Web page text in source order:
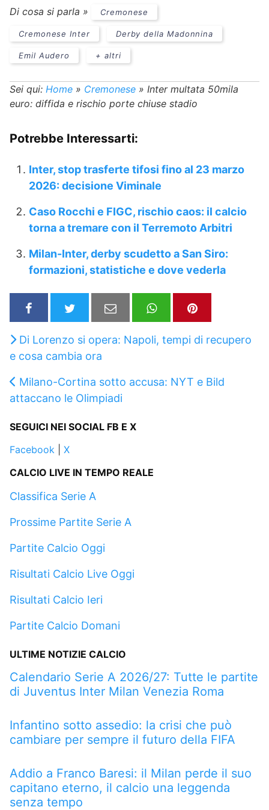
Di cosa si parla » Cremonese
Cremonese Inter Derby della Madonnina
Emil Audero + altri
Sei qui: Home » Cremonese » Inter multata 50mila
euro: diffida e rischio porte chiuse stadio
Potrebbe Interessarti:
Inter, stop trasferte tifosi fino al 23 marzo
2026: decisione Viminale
Caso Rocchi e FIGC, rischio caos: il calcio
torna a tremare con il Terremoto Arbitri
Milan-Inter, derby scudetto a San Siro:
formazioni, statistiche e dove vederla
Di Lorenzo si opera: Napoli, tempi di recupero
e cosa cambia ora
Milano-Cortina sotto accusa: NYT e Bild
attaccano le Olimpiadi
SEGUICI NEI SOCIAL FB E X
Facebook
X
CALCIO LIVE IN TEMPO REALE
Classifica Serie A
Prossime Partite Serie A
Partite Calcio Oggi
Risultati Calcio Live Oggi
Risultati Calcio Ieri
Partite Calcio Domani
ULTIME NOTIZIE CALCIO
Calendario Serie A 2026/27: Tutte le partite
di Juventus Inter Milan Venezia Roma
Infantino sotto assedio: la crisi che può
cambiare per sempre il futuro della FIFA
Addio a Franco Baresi: il Milan perde il suo
capitano eterno, il calcio una leggenda
senza tempo